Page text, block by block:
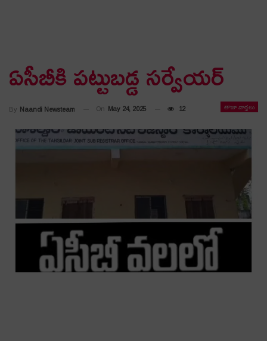
ఏసీబీకి పట్టుబడ్డ సర్వేయర్
తాజా వార్తలు
By Naandi Newsteam On May 24, 2025 12